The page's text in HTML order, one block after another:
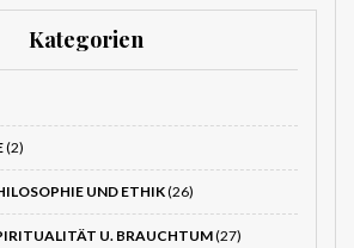
Kategorien
(2)
UND ETHIK(26)
U. BRAUCHTUM(27)